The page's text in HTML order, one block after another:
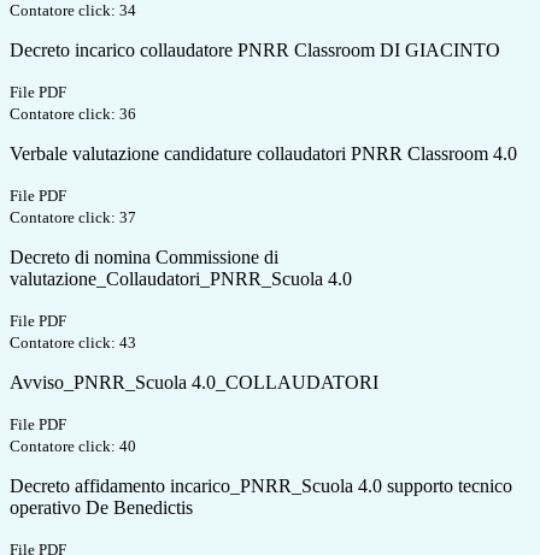
Contatore click: 34
Decreto incarico collaudatore PNRR Classroom DI GIACINTO
File PDF
Contatore click: 36
Verbale valutazione candidature collaudatori PNRR Classroom 4.0
File PDF
Contatore click: 37
Decreto di nomina Commissione di
valutazione_Collaudatori_PNRR_Scuola 4.0
File PDF
Contatore click: 43
Avviso_PNRR_Scuola 4.0_COLLAUDATORI
File PDF
Contatore click: 40
Decreto affidamento incarico_PNRR_Scuola 4.0 supporto tecnico
operativo De Benedictis
File PDF